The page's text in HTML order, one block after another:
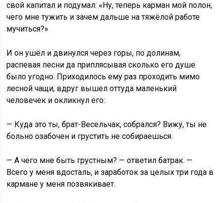
свой капитал и подумал: «Ну, теперь карман мой полон,
чего мне тужить и зачем дальше на тяжёлой работе
мучиться?»
И он ушёл и двинулся через горы, по долинам,
распевая песни да приплясывая сколько его душе
было угодно. Приходилось ему раз проходить мимо
лесной чащи, вдруг вышел оттуда маленький
человечек и окликнул его:
— Куда это ты, брат-Весельчак, собрался? Вижу, ты не
больно озабочен и грустить не собираешься.
— А чего мне быть грустным? — ответил батрак. —
Всего у меня вдосталь, и заработок за целых три года в
кармане у меня позвякивает.